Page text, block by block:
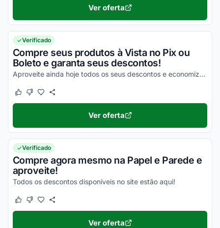
Ver oferta
Verificado
Compre seus produtos à Vista no Pix ou
Boleto e garanta seus descontos!
Aproveite ainda hoje todos os seus descontos e economize de uma forma simples!
Este cupom funcionou
Este cupom não funcionou
Ver oferta
Verificado
Compre agora mesmo na Papel e Parede e
aproveite!
Todos os descontos disponíveis no site estão aqui!
Este cupom funcionou
Este cupom não funcionou
Ver oferta